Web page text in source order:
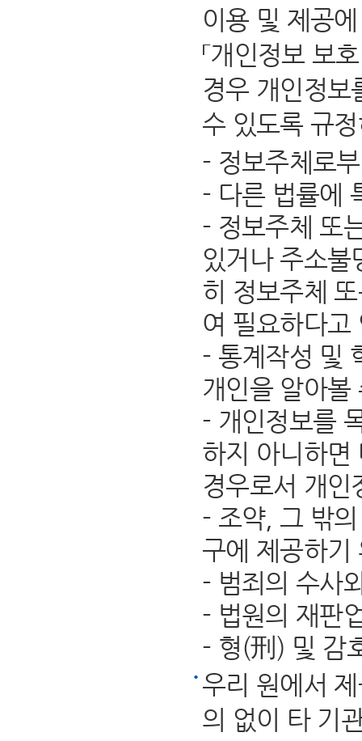
이용 및 제공
「개인정보 보
경우 개인정
수 있도록 규
- 정보주체로
- 다른 법률에
- 정보주체 또
있거나 주소불
히 정보주체
여 필요하다고
- 통계작성 및
개인을 알아볼
- 개인정보를
하지 아니하면
경우로서 개인
- 조약, 그 밖
구에 제공하기
- 범죄의 수사
- 법원의 재판
- 형(刑) 및 감
우리 원에서
의 없이 타 기